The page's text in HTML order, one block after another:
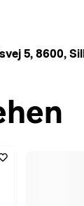
5, 8600,